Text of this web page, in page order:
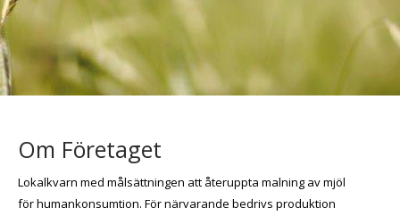
Om Företaget
Lokalkvarn med målsättningen att återuppta malning av mjöl
för humankonsumtion. För närvarande bedrivs produktion